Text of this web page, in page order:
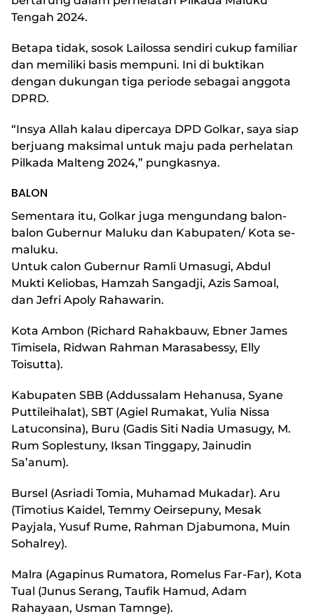
Tengah 2024.
Betapa tidak, sosok Lailossa sendiri cukup familiar
dan memiliki basis mempuni. Ini di buktikan
dengan dukungan tiga periode sebagai anggota
DPRD.
“Insya Allah kalau dipercaya DPD Golkar, saya siap
berjuang maksimal untuk maju pada perhelatan
Pilkada Malteng 2024,” pungkasnya.
BALON
Sementara itu, Golkar juga mengundang balon-
balon Gubernur Maluku dan Kabupaten/ Kota se-
maluku.
Untuk calon Gubernur Ramli Umasugi, Abdul
Mukti Keliobas, Hamzah Sangadji, Azis Samoal,
dan Jefri Apoly Rahawarin.
Kota Ambon (Richard Rahakbauw, Ebner James
Timisela, Ridwan Rahman Marasabessy, Elly
Toisutta).
Kabupaten SBB (Addussalam Hehanusa, Syane
Puttileihalat), SBT (Agiel Rumakat, Yulia Nissa
Latuconsina), Buru (Gadis Siti Nadia Umasugy, M.
Rum Soplestuny, Iksan Tinggapy, Jainudin
Sa’anum).
Bursel (Asriadi Tomia, Muhamad Mukadar). Aru
(Timotius Kaidel, Temmy Oeirsepuny, Mesak
Payjala, Yusuf Rume, Rahman Djabumona, Muin
Sohalrey).
Malra (Agapinus Rumatora, Romelus Far-Far), Kota
Tual (Junus Serang, Taufik Hamud, Adam
Rahayaan, Usman Tamnge).